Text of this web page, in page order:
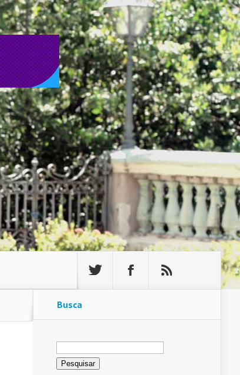
Busca
Pesquisar
por: